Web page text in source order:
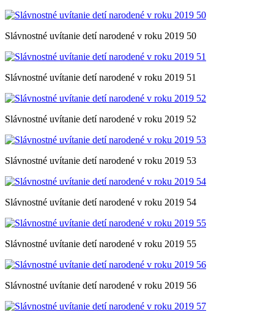
Slávnostné uvítanie detí narodené v roku 2019 50
Slávnostné uvítanie detí narodené v roku 2019 51
Slávnostné uvítanie detí narodené v roku 2019 52
Slávnostné uvítanie detí narodené v roku 2019 53
Slávnostné uvítanie detí narodené v roku 2019 54
Slávnostné uvítanie detí narodené v roku 2019 55
Slávnostné uvítanie detí narodené v roku 2019 56